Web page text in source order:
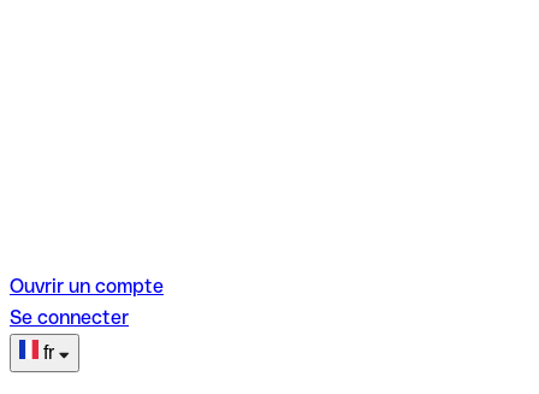
Ouvrir un compte
Se connecter
fr